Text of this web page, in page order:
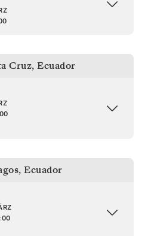
Cruz, Ecuador
, Ecuador